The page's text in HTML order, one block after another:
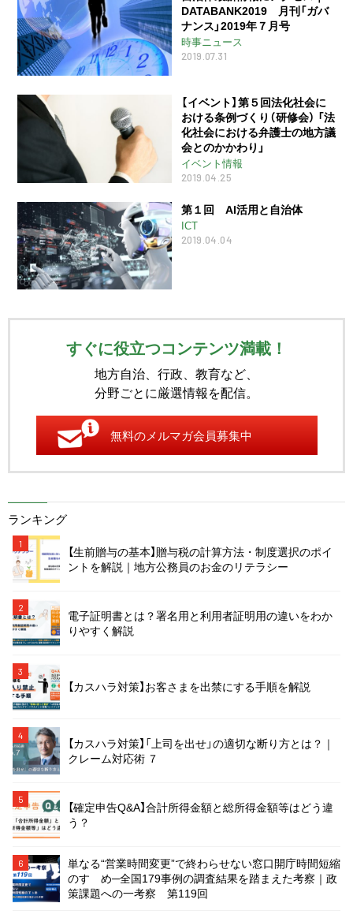
DATABANK2019 月刊「ガバ
ナンス」2019年７月号
時事ニュース
2019.07.31
【イベント】第５回法化社会に
おける条例づくり（研修会） 「法
化社会における弁護士の地方議
会とのかかわり」
イベント情報
2019.04.25
第１回 AI活用と自治体
ICT
2019.04.04
すぐに役立つコンテンツ満載！
地方自治、行政、教育など、
分野ごとに厳選情報を配信。
無料のメルマガ会員募集中
ランキング
1
【生前贈与の基本】贈与税の計算方法・制度選択のポイ
ントを解説｜地方公務員のお金のリテラシー
2
電子証明書とは？署名用と利用者証明用の違いをわか
りやすく解説
3
【カスハラ対策】お客さまを出禁にする手順を解説
4
【カスハラ対策】「上司を出せ」の適切な断り方とは？｜
クレーム対応術 ７
5
【確定申告Q&A】合計所得金額と総所得金額等はどう違
う？
6
単なる“営業時間変更”で終わらせない窓口開庁時間短縮
のすゝめ─全国179事例の調査結果を踏まえた考察｜政
策課題への一考察 第119回